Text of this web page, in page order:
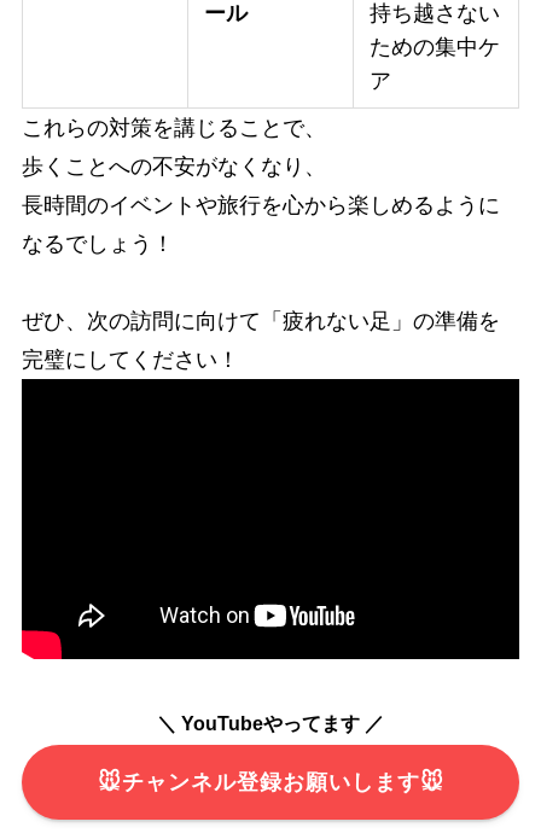
ール
持ち越さない
ための集中ケ
ア
これらの対策を講じることで、
歩くことへの不安がなくなり、
長時間のイベントや旅行を心から楽しめるように
なるでしょう！
ぜひ、次の訪問に向けて「疲れない足」の準備を
完璧にしてください！
＼ YouTubeやってます ／
🐭チャンネル登録お願いします🐭